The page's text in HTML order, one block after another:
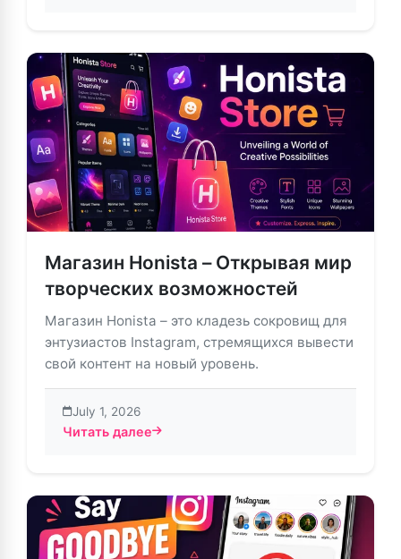
Магазин Honista – Открывая мир
творческих возможностей
Магазин Honista – это кладезь сокровищ для
энтузиастов Instagram, стремящихся вывести
свой контент на новый уровень.
July 1, 2026
Читать далее
about Магазин Honista – Открывая мир творческих